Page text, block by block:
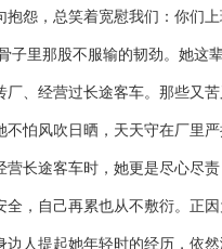
怨，总笑着宽慰我们：你们
里那股不服输的韧劲。她这
、经营过长途客车。那些又
怕风吹日晒，天天守在厂里
长途客车时，她更是尽心尽
，自己再累也从不敷衍。正
人提起她年轻时的经历，依然